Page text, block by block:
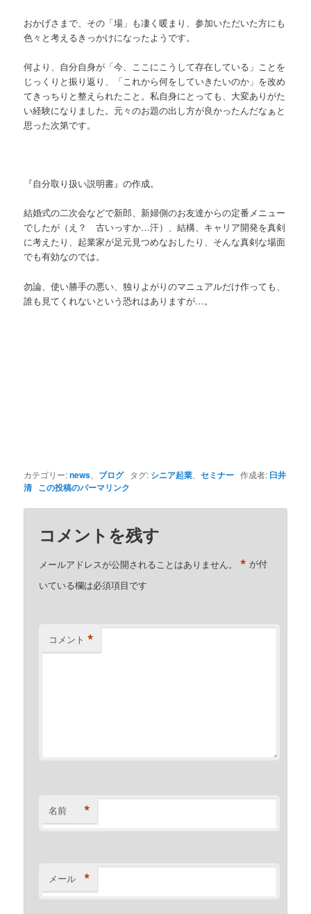
おかげさまで、その「場」も凄く暖まり、参加いただいた方にも
色々と考えるきっかけになったようです。
何より、自分自身が「今、ここにこうして存在している」ことを
じっくりと振り返り、「これから何をしていきたいのか」を改め
てきっちりと整えられたこと。私自身にとっても、大変ありがた
い経験になりました。元々のお題の出し方が良かったんだなぁと
思った次第です。
『自分取り扱い説明書』の作成。
結婚式の二次会などで新郎、新婦側のお友達からの定番メニュー
でしたが（え？ 古いっすか…汗）、結構、キャリア開発を真剣
に考えたり、起業家が足元見つめなおしたり、そんな真剣な場面
でも有効なのでは。
勿論、使い勝手の悪い、独りよがりのマニュアルだけ作っても、
誰も見てくれないという恐れはありますが…。
カテゴリー:news ブログタグ: シニア起業 、セミナー 作成者: 臼井
清 この投稿のパーマリンク
コメントを残す
メールアドレスが公開されることはありません。 * が付
いている欄は必須項目です
コメント *
名前 *
メール *